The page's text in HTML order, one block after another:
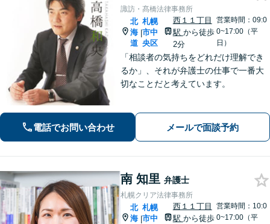
諏訪・髙橋法律事務所
北
海
道
|
札幌
市中
央区
西１１丁目
駅 から徒歩
2分
営業時間：09:0
0~17:00（平
日）
「相談者の気持ちをどれだけ理解でき
るか」、それが弁護士の仕事で一番大
切なことだと考えています。
電話でお問い合わせ メールで面談予約
南 知里 弁護士
札幌クリア法律事務所
北
海 |
札幌
市中
西１１丁目
駅 から徒歩
営業時間：10:0
0~17:00（平